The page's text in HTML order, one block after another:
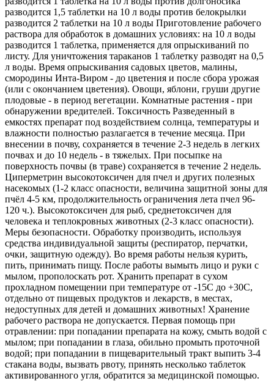
разводится 1,5 таблетки на 10 л воды против белокрылки
разводится 2 таблетки на 10 л воды Приготовление рабочего
раствора для обработок в домашних условиях: на 10 л воды
разводится 1 таблетка, применяется для опрыскиваний по
листу. Для уничтожения тараканов 1 таблетку разводят на 0,5
л воды. Время опрыскивания садовых цветов, малины,
смородины Инта-Виром - до цветения и после сбора урожая
(или с окончанием цветения). Овощи, яблони, груши другие
плодовые - в период вегетации. Комнатные растения - при
обнаружении вредителей. Токсичность Разведенный в
емкостях препарат под воздействием солнца, температуры и
влажности полностью разлагается в течение месяца. При
внесении в почву, сохраняется в течение 2-3 недель в легких
почвах и до 10 недель - в тяжелых. При посыпке на
поверхность почвы (в траве) сохраняется в течение 2 недель.
Циперметрин высокотоксичен для пчел и других полезных
насекомых (1-2 класс опасности, величина защитной зоны для
пчёл 4-5 км, продолжительность ограничения лета пчел 96-
120 ч.). Высокотоксичен для рыб, среднетоксичен для
человека и теплокровных животных (2-3 класс опасности).
Меры безопасности. Обработку производить, используя
средства индивидуальной защиты (респиратор, перчатки,
очки, защитную одежду). Во время работы нельзя курить,
пить, принимать пищу. После работы вымыть лицо и руки с
мылом, прополоскать рот. Хранить препарат в сухом
прохладном помещении при температуре от -15С до +30С,
отдельно от пищевых продуктов и лекарств, в местах,
недоступных для детей и домашних животных! Хранение
рабочего раствора не допускается. Первая помощь при
отравлении: при попадании препарата на кожу, смыть водой с
мылом; при попадании в глаза, обильно промыть проточной
водой; при попадании в пищеварительный тракт выпить 3-4
стакана воды, вызвать рвоту, принять несколько таблеток
активированного угля, обратится за медицинской помощью.